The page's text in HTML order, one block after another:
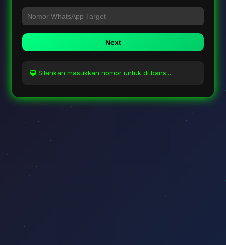
Next
🥷 Silahkan masukkan nomor untuk di bans...